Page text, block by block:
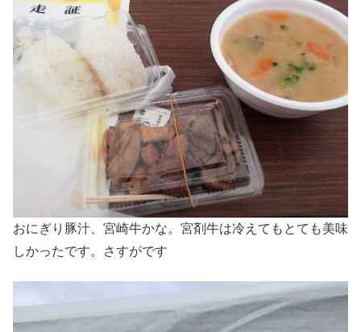
おにぎり豚汁、宮崎牛かな。宮剤牛は冷えてもとても美味
しかったです。さすがです